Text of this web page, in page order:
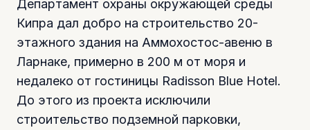
Департамент охраны окружающей среды
Кипра дал добро на строительство 20-
этажного здания на Аммохостос-авеню в
Ларнаке, примерно в 200 м от моря и
недалеко от гостиницы Radisson Blue Hotel.
До этого из проекта исключили
строительство подземной парковки,